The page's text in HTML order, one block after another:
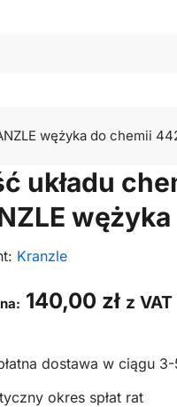
wężyka do chemii
układu
Kranzle
140,00 zł z VAT
dostawa w ciągu
okres spłat rat